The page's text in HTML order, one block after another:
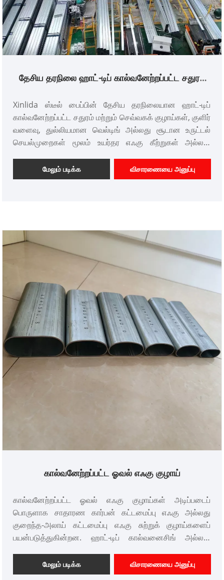
தேசிய தரநிலை ஹாட்-டிப் கால்வனேற்றப்பட்ட சதுரம்
Xinlida ஸ்டீல் பைப்பின் தேசிய தரநிலையான ஹாட்-டிப்
கால்வனேற்றப்பட்ட சதுரம் மற்றும் செவ்வகக் குழாய்கள், குளிர்
வளைவு, துல்லியமான வெல்டிங் அல்லது சூடான உருட்டல்
செயல்முறைகள் மூலம் உயர்தர எஃகு கீற்றுகள் அல்லது
அவற்றின் குறுக்குவெட்டு ஒரு நிலையான செவ்வகமாகும்,
இது நிலையான 90° இல் உள்ள அனைத்து உள்
கால்வனேற்றப்பட்ட சதுரம் மற்றும் செவ்வக குழாய்கள்
எடையை 30%-50% குறைக்கிறது, வாகன பயன்பாடுகளில்
மைலேஜ் 12% அதிகரிக்கிறது. இந்த இலகுரக நன்மை
போக்குவரத்து மற்றும் நிறுவல் செலவுகளை கணிசமாக
குறைக்கிறது. தட்டையான தொடர்பு மேற்பரப்பு வடிவமைப்பு
அதிக இணைப்பு முறைகளை வழங்குகிறது, சுற்று எஃகு
குழாய்களுடன் ஒப்பிடும்போது நிறுவல் செயல்திறனை 40%
மேம்படுத்துகிறது, முனை இணைப்பு துல்லியம் ± 0.1 மிமீ
அடையும்.
மேலும் படிக்க விசாரணையை அனுப்பு
கால்வனேற்றப்பட்ட ஓவல் எஃகு குழாய்
கால்வனேற்றப்பட்ட ஓவல் எஃகு குழாய்கள் அடிப்படைப்
பொருளாக சாதாரண கார்பன் கட்டமைப்பு எஃகு அல்லது
குறைந்த-அலாய் கட்டமைப்பு எஃகு சுற்றுக் குழாய்களைப்
பயன்படுத்துகின்றன. ஹாட்-டிப் கால்வனைசிங் அல்லது
உள் மற்றும் வெளிப்புற மேற்பரப்பில் ஒரு சீரான மற்றும்
அடர்த்தியான துத்தநாக அடுக்கு உருவாகிறது. அதன்
மேலும் படிக்க விசாரணையை அனுப்பு